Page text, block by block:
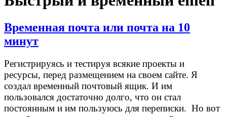
Временная почта или почта на 10
минут
Регистрируясь и тестируя всякие проекты и
ресурсы, перед размещением на своем сайте. Я
создал временный почтовый ящик. И им
пользовался достаточно долго, что он стал
постоянным и им пользуюсь для переписки. Но вот